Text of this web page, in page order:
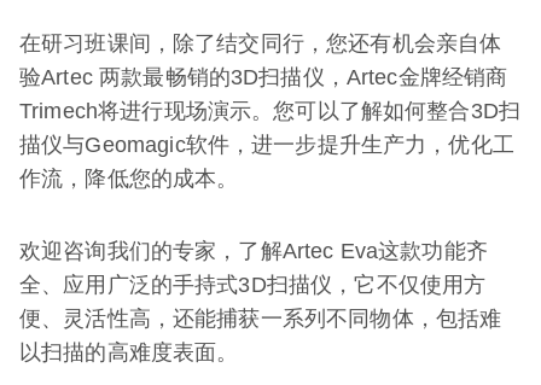
在研习班课间，除了结交同行，您还有机会亲自体
验Artec 两款最畅销的3D扫描仪，Artec金牌经销商
Trimech将进行现场演示。您可以了解如何整合3D扫
描仪与Geomagic软件，进一步提升生产力，优化工
作流，降低您的成本。
欢迎咨询我们的专家，了解Artec Eva这款功能齐
全、应用广泛的手持式3D扫描仪，它不仅使用方
便、灵活性高，还能捕获一系列不同物体，包括难
以扫描的高难度表面。